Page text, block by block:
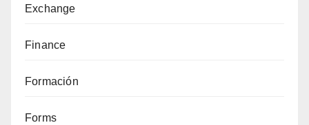
Exchange
Finance
Formación
Forms